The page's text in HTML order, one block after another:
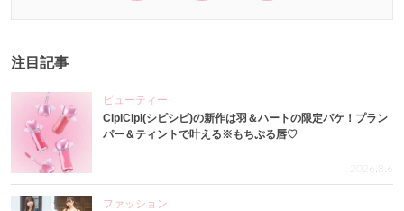
注目記事
ビューティー
CipiCipi(シピシピ)の新作は羽＆ハートの限定パケ！プラン
パー＆ティントで叶える※もちぷる唇♡
2026.8.6
ファッション